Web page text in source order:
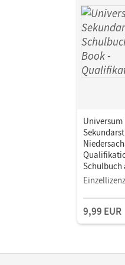
Atomkern
Universum
Schulbuch
Mit Medien
Einzellizenz
9,99 EUR